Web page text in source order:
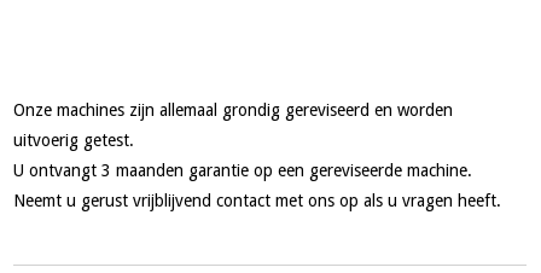
Onze machines zijn allemaal grondig gereviseerd en worden
uitvoerig getest.
U ontvangt 3 maanden garantie op een gereviseerde machine.
Neemt u gerust vrijblijvend contact met ons op als u vragen heeft.